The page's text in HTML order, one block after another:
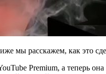
мы расскажем, как это
Premium, а теперь